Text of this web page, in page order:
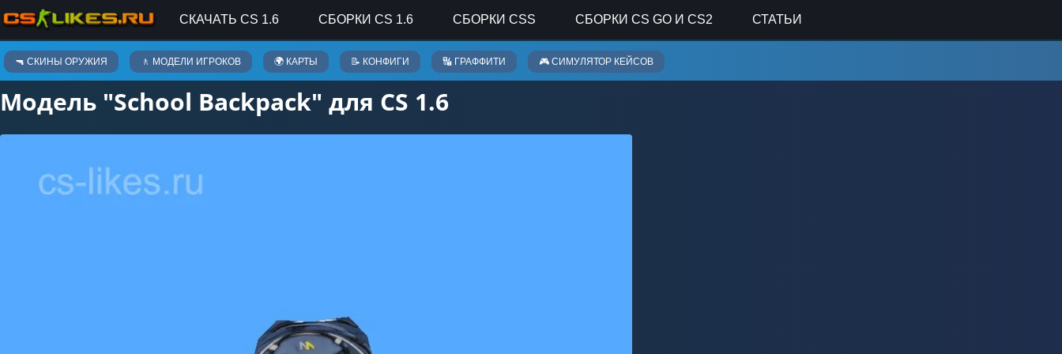
СКАЧАТЬ CS 1.6 СБОРКИ CS 1.6 СБОРКИ CSS СБОРКИ CS GO И CS2 СТАТЬИ
🔫 СКИНЫ ОРУЖИЯ 🚶 МОДЕЛИ ИГРОКОВ 🌍 КАРТЫ 📝 КОНФИГИ 🔣 ГРАФФИТИ 🎮 СИМУЛЯТОР КЕЙСОВ
Скины оружия
Модель "School Backpack" для CS 1.6